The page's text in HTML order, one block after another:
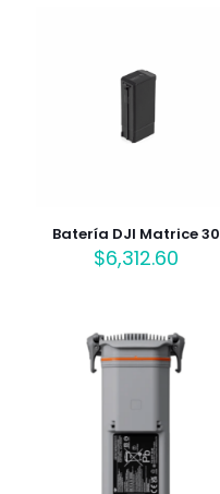
Batería DJI Matrice 30
$6,312.60